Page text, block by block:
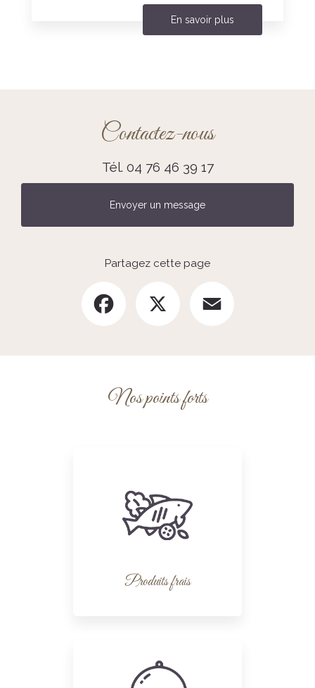
En savoir plus
Contactez-nous
Tél. 04 76 46 39 17
Envoyer un message
Partagez cette page
Nos points forts
Produits frais